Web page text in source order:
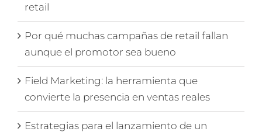
retail
Por qué muchas campañas de retail fallan
aunque el promotor sea bueno
Field Marketing: la herramienta que
convierte la presencia en ventas reales
Estrategias para el lanzamiento de un